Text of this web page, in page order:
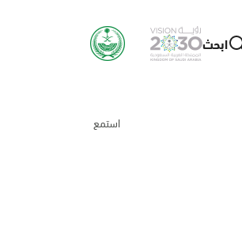
ابحث
استمع